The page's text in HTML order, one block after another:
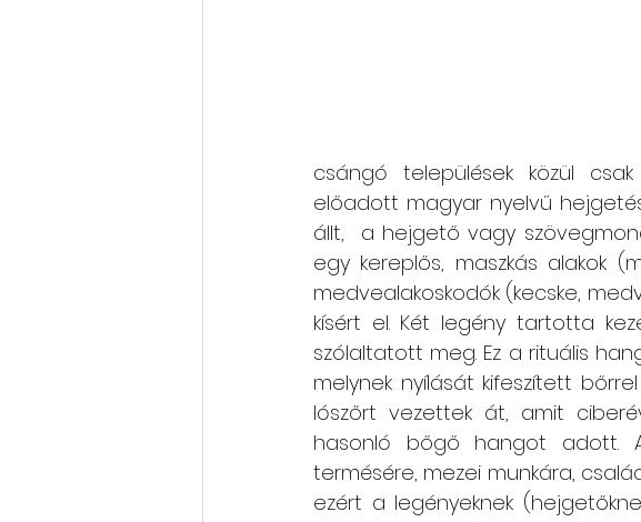
csángó települések közül csak
előadott magyar nyelvű
állt,  a hejgető vagy
egy kereplős, maszkás alakok
medvealakoskodók (kecske,
kísért el. Két legény tartotta
szólaltatott meg. Ez a rituális
melynek nyílását kifeszített
lószőrt vezettek át, amit
hasonló bőgő hangot adott.
termésére, mezei munkára,
ezért a legényeknek